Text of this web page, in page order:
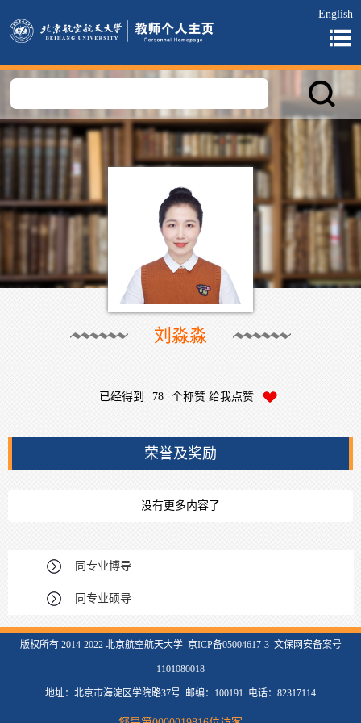
English
刘淼淼
已经得到 78 个称赞 给我点赞
荣誉及奖励
没有更多内容了
同专业博导
同专业硕导
版权所有 2014-2022 北京航空航天大学 京ICP备05004617-3 文保网安备案号
1101080018
地址：北京市海淀区学院路37号 邮编：100191 电话：82317114